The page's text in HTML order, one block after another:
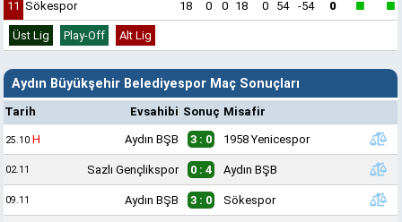
11 Sökespor 18 0 0 18 0 54 -54 0 ■ ■
Üst Lig Play-Off Alt Lig
Aydın Büyükşehir Belediyespor Maç Sonuçları
Tarih Evsahibi Sonuç Misafir
25.10 H Aydın BŞB 3 : 0 1958 Yenicespor
02.11 Sazlı Gençlikspor 0 : 4 Aydın BŞB
09.11 Aydın BŞB 3 : 0 Sökespor